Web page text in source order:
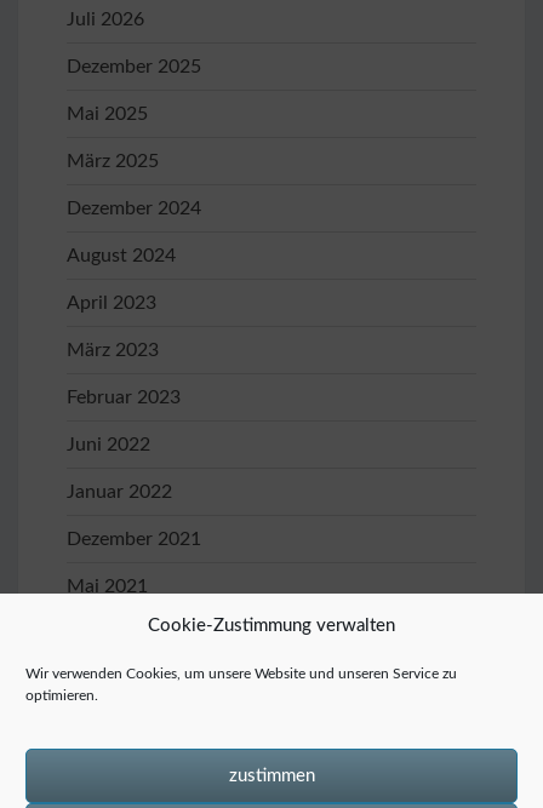
Cookie-Zustimmung verwalten
Wir verwenden Cookies, um unsere Website und unseren Service zu
optimieren.
zustimmen
Juli 2026
Dezember 2025
Mai 2025
März 2025
Dezember 2024
August 2024
April 2023
März 2023
Februar 2023
Juni 2022
Januar 2022
Dezember 2021
Mai 2021
April 2021
Januar 2020